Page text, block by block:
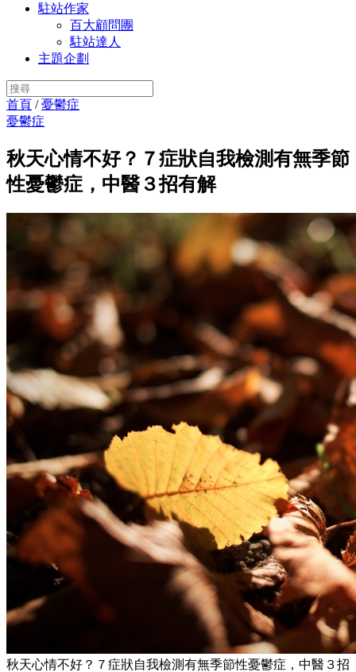
駐站作家
百大顧問團
駐站達人
主題企劃
首頁 /憂鬱症
憂鬱症
秋天心情不好？７症狀自我檢測有無季節
性憂鬱症，中醫３招有解
秋天心情不好？７症狀自我檢測有無季節性憂鬱症，中醫３招